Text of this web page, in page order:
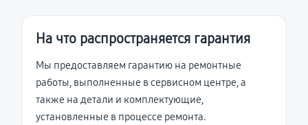
На что распространяется гарантия
Мы предоставляем гарантию на ремонтные
работы, выполненные в сервисном центре, а
также на детали и комплектующие,
установленные в процессе ремонта.